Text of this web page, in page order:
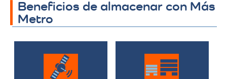
Beneficios de almacenar con Más
Metro